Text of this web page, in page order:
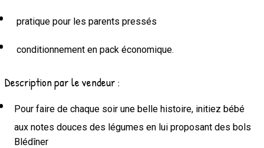
pratique pour les parents pressés
conditionnement en pack économique.
Description par le vendeur :
Pour faire de chaque soir une belle histoire, initiez bébé
aux notes douces des légumes en lui proposant des bols
Blédîner